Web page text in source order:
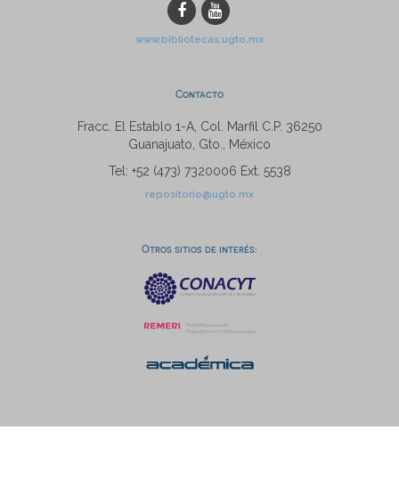
www.bibliotecas.ugto.mx
Contacto
Fracc. El Establo 1-A, Col. Marfil C.P. 36250
Guanajuato, Gto., México
Tel: +52 (473) 7320006 Ext. 5538
repositorio@ugto.mx
Otros sitios de interés: